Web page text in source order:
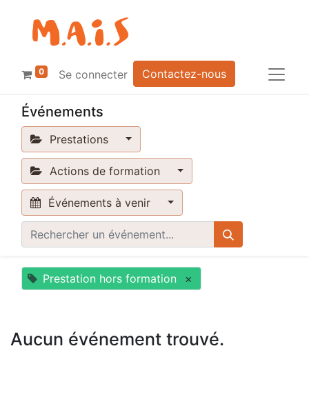
0 Se connecter Contactez-nous
Événements
Prestations
Actions de formation
Événements à venir
Prestation hors formation ×
Aucun événement trouvé.